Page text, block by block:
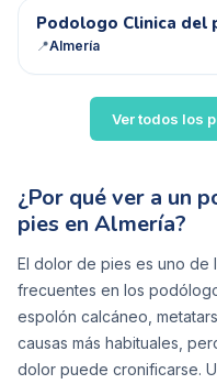
PC
Podologo Clinica del
📍Almería
Ver todos los
¿Por qué ver a un
pies en Almería?
El dolor de pies es uno de
frecuentes en los
espolón calcáneo,
causas más habituales,
dolor puede cronificarse.